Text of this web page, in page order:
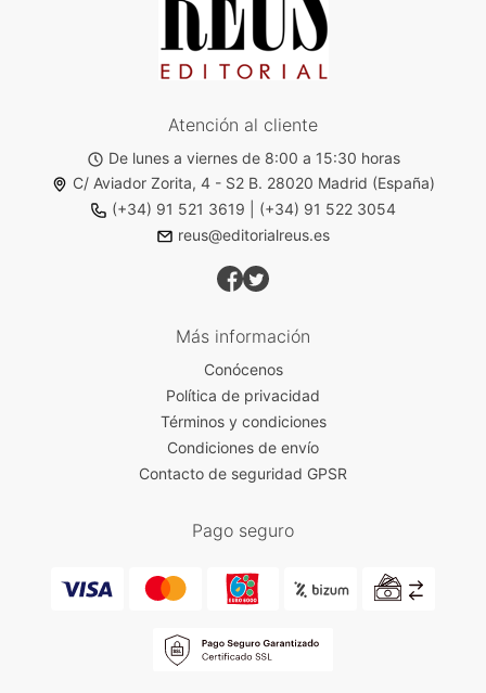
Atención al cliente
De lunes a viernes de 8:00 a 15:30 horas
C/ Aviador Zorita, 4 - S2 B. 28020 Madrid (España)
(+34) 91 521 3619
(+34) 91 522 3054
reus@editorialreus.es
Más información
Conócenos
Política de privacidad
Términos y condiciones
Condiciones de envío
Contacto de seguridad GPSR
Pago seguro